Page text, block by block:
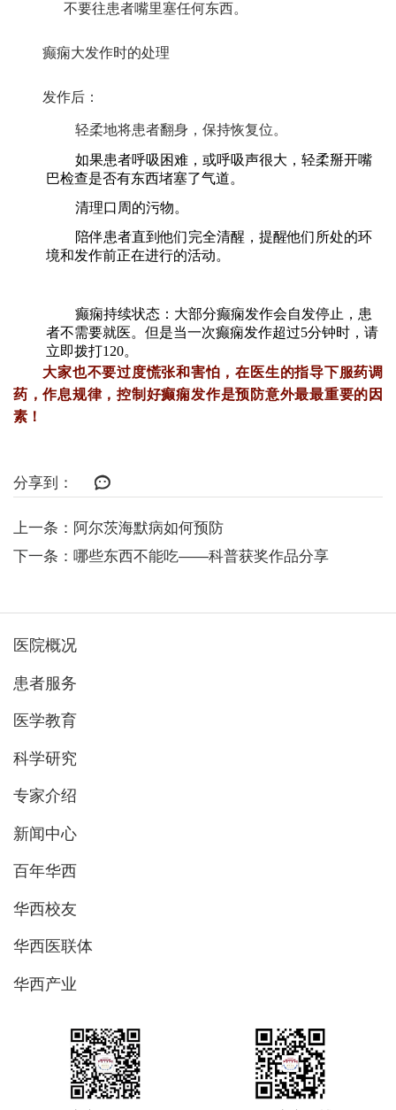
不要往患者嘴里塞任何东西。
癫痫大发作时的处理
发作后：
轻柔地将患者翻身，保持恢复位。
如果患者呼吸困难，或呼吸声很大，轻柔掰开嘴
巴检查是否有东西堵塞了气道。
清理口周的污物。
陪伴患者直到他们完全清醒，提醒他们所处的环
境和发作前正在进行的活动。
癫痫持续状态：‍大部分癫痫发作会自发停止，患
者不需要就医。但是当一次癫痫发作超过5分钟时，请
立即拨打120。
大家也不要过度慌张和害怕，在医生的指导下服药调
药，作息规律，控制好癫痫发作是预防意外最最重要的因
素！
分享到：
上一条：阿尔茨海默病如何预防
下一条：哪些东西不能吃——科普获奖作品分享
医院概况
患者服务
医学教育
科学研究
专家介绍
新闻中心
百年华西
华西校友
华西医联体
华西产业